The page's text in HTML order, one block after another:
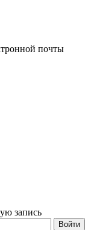
почты
запись